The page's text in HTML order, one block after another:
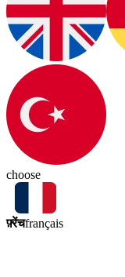
choose
फ़्रेंचfrançais